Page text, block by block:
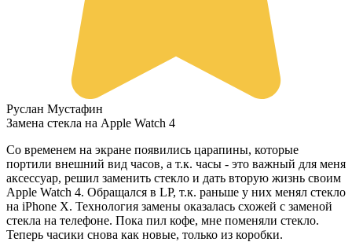
Руслан Мустафин
Замена стекла на Apple Watch 4
Со временем на экране появились царапины, которые
портили внешний вид часов, а т.к. часы - это важный для меня
аксессуар, решил заменить стекло и дать вторую жизнь своим
Apple Watch 4. Обращался в LP, т.к. раньше у них менял стекло
на iPhone X. Технология замены оказалась схожей с заменой
стекла на телефоне. Пока пил кофе, мне поменяли стекло.
Теперь часики снова как новые, только из коробки.